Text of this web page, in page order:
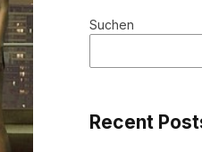
Suchen
Recent